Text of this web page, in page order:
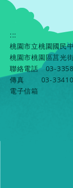
:::
桃園市立桃園國民
桃園市桃園區莒光
聯絡電話
03-
傳真
03-
電子信箱